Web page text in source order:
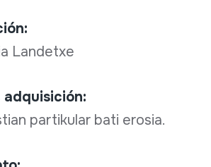
Landetxe
adquisición:
partikular bati erosia.